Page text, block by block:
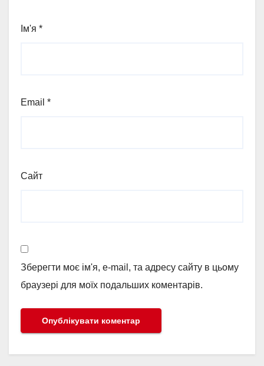
Ім'я *
Email *
Сайт
Зберегти моє ім'я, e-mail, та адресу сайту в цьому
браузері для моїх подальших коментарів.